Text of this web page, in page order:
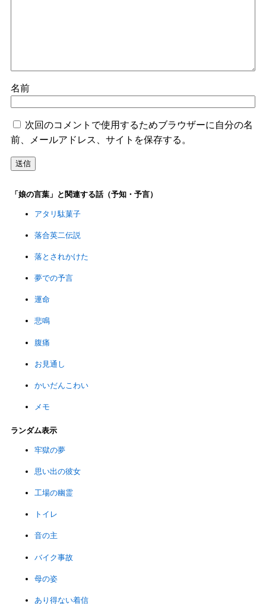
名前
次回のコメントで使用するためブラウザーに自分の名
前、メールアドレス、サイトを保存する。
「娘の言葉」と関連する話（予知・予言）
アタリ駄菓子
落合英二伝説
落とされかけた
夢での予言
運命
悲鳴
腹痛
お見通し
かいだんこわい
メモ
ランダム表示
牢獄の夢
思い出の彼女
工場の幽霊
トイレ
音の主
バイク事故
母の姿
あり得ない着信